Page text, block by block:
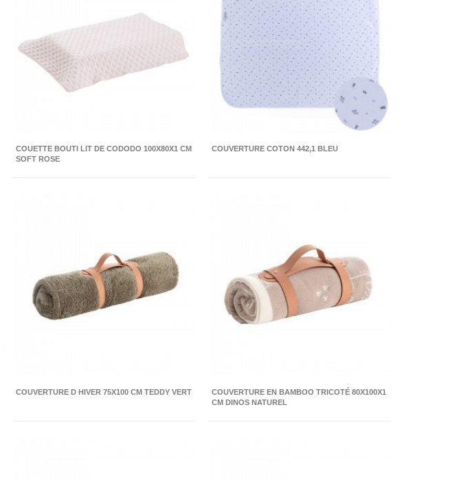
COUETTE BOUTI LIT DE CODODO 100X80X1 CM
SOFT ROSE
COUVERTURE COTON 442,1 BLEU
COUVERTURE D HIVER 75X100 CM TEDDY VERT
COUVERTURE EN BAMBOO TRICOTÉ 80X100X1
CM DINOS NATUREL